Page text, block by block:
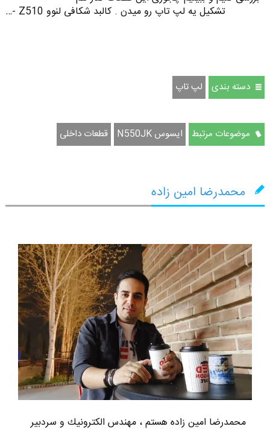
تشکیل یه لپ تاپ رو میدن . کالبد شکافی لنوو Z510 -…
دسته بندی لپ تاپ
موضوعات مرتبط ایسوس N550JK قطعات داخلی
محمدرضا امین زاده
محمدرضا امين زاده هستم ، مهندس الكترونيك و سردبير